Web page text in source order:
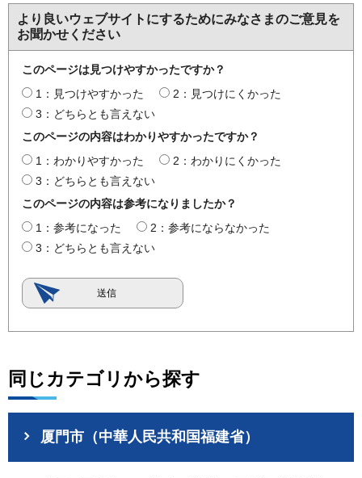
より良いウェブサイトにするためにみなさまのご意見を
お聞かせください
このページは見つけやすかったですか？
1：見つけやすかった
2：見つけにくかった
3：どちらとも言えない
このページの内容はわかりやすかったですか？
1：わかりやすかった
2：わかりにくかった
3：どちらとも言えない
このページの内容は参考になりましたか？
1：参考になった
2：参考にならなかった
3：どちらとも言えない
同じカテゴリから探す
厦門市（中華人民共和国福建省）